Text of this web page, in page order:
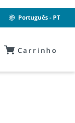
Português - PT
Carrinho